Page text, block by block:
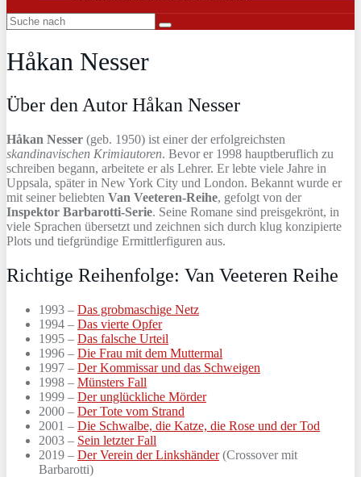
Håkan Nesser
Über den Autor Håkan Nesser
Håkan Nesser (geb. 1950) ist einer der erfolgreichsten
skandinavischen Krimiautoren. Bevor er 1998 hauptberuflich zu
schreiben begann, arbeitete er als Lehrer. Er lebte viele Jahre in
Uppsala, später in New York City und London. Bekannt wurde er
mit seiner beliebten Van Veeteren-Reihe, gefolgt von der
Inspektor Barbarotti-Serie. Seine Romane sind preisgekrönt, in
viele Sprachen übersetzt und zeichnen sich durch klug konzipierte
Plots und tiefgründige Ermittlerfiguren aus.
Richtige Reihenfolge: Van Veeteren Reihe
1993 – Das grobmaschige Netz
1994 – Das vierte Opfer
1995 – Das falsche Urteil
1996 – Die Frau mit dem Muttermal
1997 – Der Kommissar und das Schweigen
1998 – Münsters Fall
1999 – Der unglückliche Mörder
2000 – Der Tote vom Strand
2001 – Die Schwalbe, die Katze, die Rose und der Tod
2003 – Sein letzter Fall
2019 – Der Verein der Linkshänder(Crossover mit
Barbarotti)